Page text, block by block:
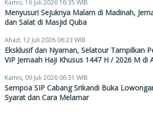
Kamis, 16 Juli 2026 16:35 WIB
Menyusuri Sejuknya Malam di Madinah,
dan Salat di Masjid Quba
Ahad, 12 Juli 2026 06:23 WIB
Eksklusif dan Nyaman, Selatour Tampilkan
VIP Jemaah Haji Khusus 1447 H / 2026 M di
Kamis, 09 Juli 2026 06:31 WIB
Sempoa SIP Cabang Srikandi Buka
Syarat dan Cara Melamar